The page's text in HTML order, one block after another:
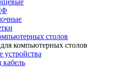
столов
компьютерных столов
устройства
кабель